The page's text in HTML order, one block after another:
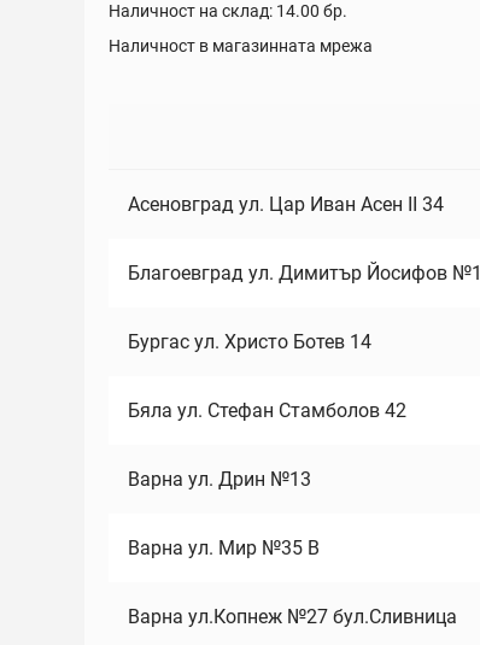
Наличност на склад: 14.00 бр.
Наличност в магазинната мрежа
Асеновград ул. Цар Иван Асен II 34
Благоевград ул. Димитър Йосифов №1
Бургас ул. Христо Ботев 14
Бяла ул. Стефан Стамболов 42
Варна ул. Дрин №13
Варна ул. Мир №35 В
Варна ул.Копнеж №27 бул.Сливница